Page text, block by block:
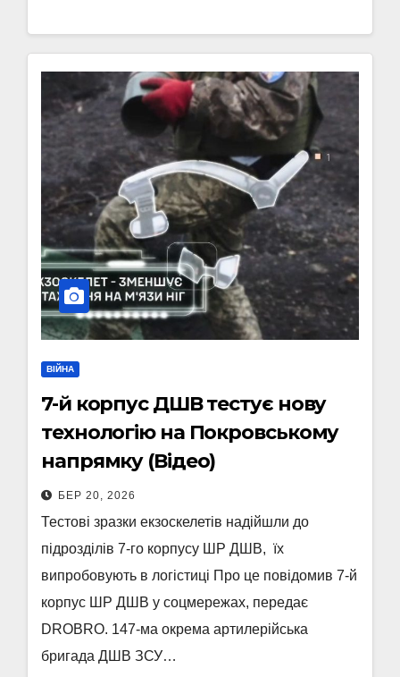
ВІЙНА
7-й корпус ДШВ тестує нову
технологію на Покровському
напрямку (Відео)
БЕР 20, 2026
Тестові зразки екзоскелетів надійшли до
підрозділів 7-го корпусу ШР ДШВ, їх
випробовують в логістиці Про це повідомив 7-й
корпус ШР ДШВ у соцмережах, передає
DROBRO. 147-ма окрема артилерійська
бригада ДШВ ЗСУ…